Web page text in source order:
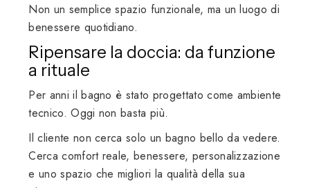
Non un semplice spazio funzionale, ma un luogo di
benessere quotidiano.
Ripensare la doccia: da funzione
a rituale
Per anni il bagno è stato progettato come ambiente
tecnico. Oggi non basta più.
Il cliente non cerca solo un bagno bello da vedere.
Cerca comfort reale, benessere, personalizzazione
e uno spazio che migliori la qualità della sua